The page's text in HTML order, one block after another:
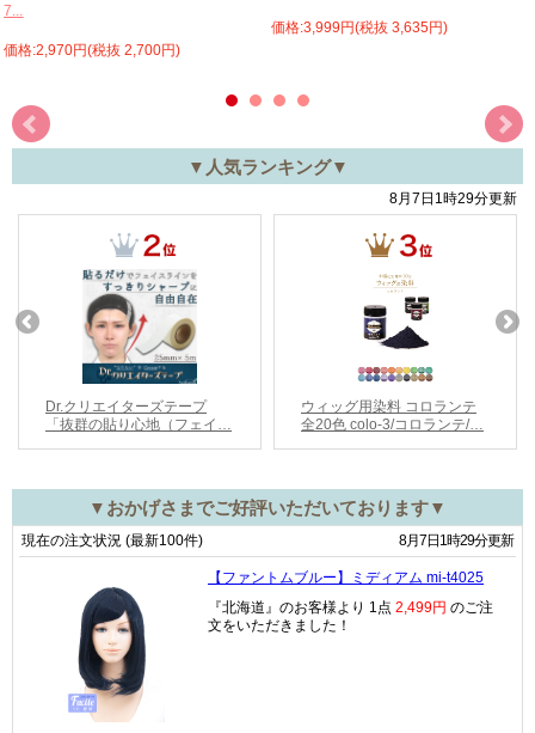
7...
価格:2,970円(税抜 2,700円)
価格:3,999円(税抜 3,635円)
▼人気ランキング▼
▼おかげさまでご好評いただいております▼